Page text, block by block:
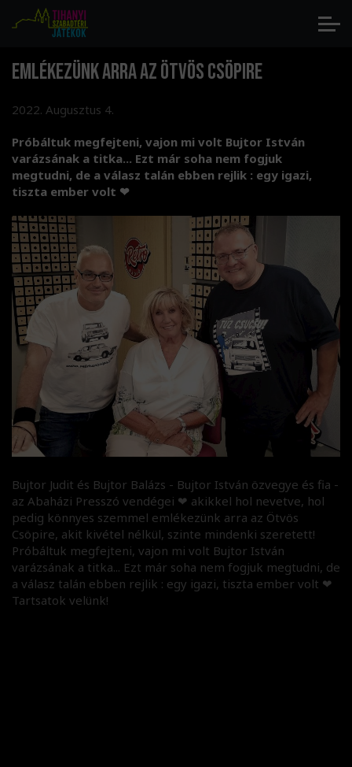
Emlékezünk arra az Ötvös Csöpire
2022. Augusztus 4.
Próbáltuk megfejteni, vajon mi volt Bujtor István
varázsának a titka... Ezt már soha nem fogjuk
megtudni, de a válasz talán ebben rejlik : egy igazi,
tiszta ember volt ❤
Bujtor Judit és Bujtor Balázs - Bujtor István özvegye és fia -
az Abaházi Presszó vendégei ❤ akikkel hol nevetve, hol
pedig könnyes szemmel emlékezünk arra az Ötvös
Csöpire, akit kivétel nélkül, szinte mindenki szeretett!
Próbáltuk megfejteni, vajon mi volt Bujtor István
varázsának a titka... Ezt már soha nem fogjuk megtudni, de
a válasz talán ebben rejlik : egy igazi, tiszta ember volt ❤
Tartsatok velünk!